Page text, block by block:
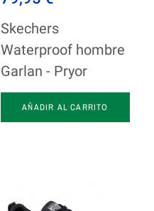
Skechers
Waterproof hombre
Garlan - Pryor
AÑADIR AL CARRITO